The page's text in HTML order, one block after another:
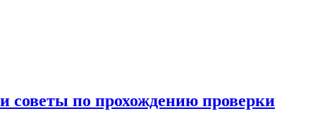
советы по прохождению проверки